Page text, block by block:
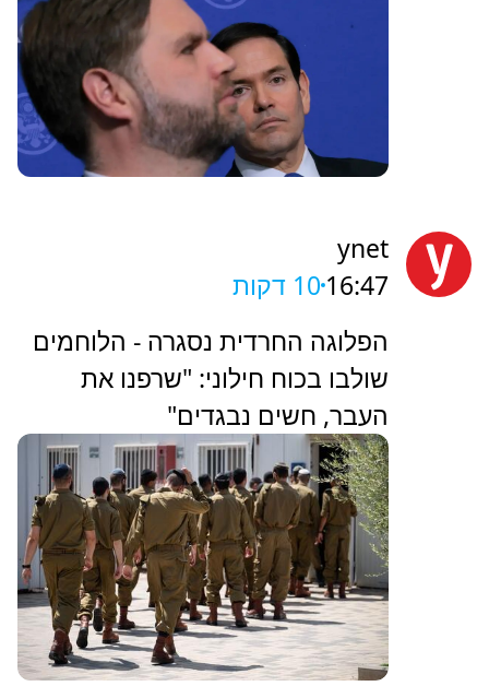
ynet
16:47 10 דקות
הפלוגה החרדית נסגרה - הלוחמים
שולבו בכוח חילוני: "שרפנו את
העבר, חשים נבגדים"